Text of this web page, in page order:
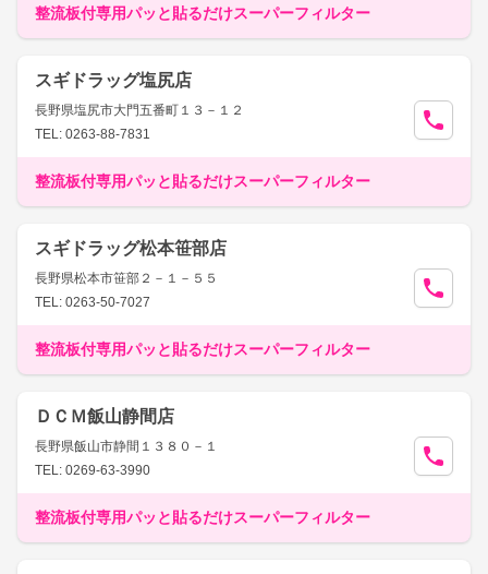
整流板付専用パッと貼るだけスーパーフィルター
スギドラッグ塩尻店
長野県塩尻市大門五番町１３－１２
TEL: 0263-88-7831
整流板付専用パッと貼るだけスーパーフィルター
スギドラッグ松本笹部店
長野県松本市笹部２－１－５５
TEL: 0263-50-7027
整流板付専用パッと貼るだけスーパーフィルター
ＤＣＭ飯山静間店
長野県飯山市静間１３８０－１
TEL: 0269-63-3990
整流板付専用パッと貼るだけスーパーフィルター